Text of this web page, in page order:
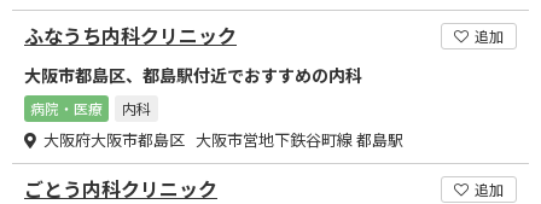
ふなうち内科クリニック 追加
大阪市都島区、都島駅付近でおすすめの内科
病院・医療 内科
大阪府大阪市都島区 大阪市営地下鉄谷町線 都島駅
ごとう内科クリニック 追加